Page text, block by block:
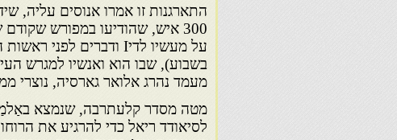
התארגנות זו אמרו אנוסים עליה,
300 איש, שהודיעו במפורש
בשבוע), שבו הוא ואנשיו למגרש
מעמד נהרג אלואר גארסיה, נוצרי
מטה מסדר קלעתרבה, שנמצא
לסיאודד ריאל כדי להרגיע את